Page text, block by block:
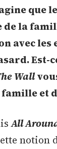
que
la
avec les
Est-
Wall
et
All
notion